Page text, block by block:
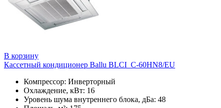
В корзину
Кассетный кондиционер Ballu BLCI_C-60HN8/EU
Компрессор: Инверторный
Охлаждение, кВт: 16
Уровень шума внутреннего блока, дБа: 48